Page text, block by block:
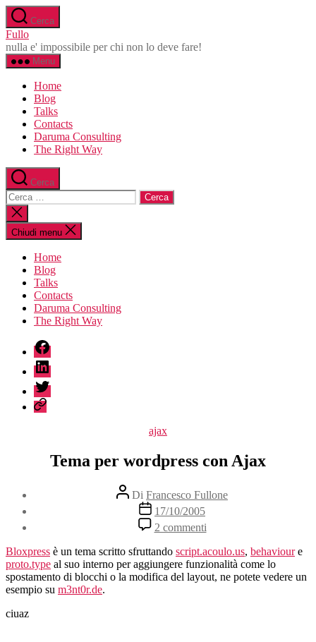
Salta
al
contenuto
Cerca
Fullo
nulla e' impossibile per chi non lo deve fare!
Menu
Home
Blog
Talks
Contacts
Daruma Consulting
The Right Way
Cerca
Cerca:
Chiudi
la
ricerca
Chiudi menu
Home
Blog
Talks
Contacts
Daruma Consulting
The Right Way
fb
linkedin
twitter
sessionize
Categorie
ajax
Tema per wordpress con Ajax
Autore
articolo
Di Francesco Fullone
Data
dell'articolo
17/10/2005
2 commentisu
Tema
per
wordpress
con
Bloxpress è un tema scritto sfruttando script.acoulo.us, behavioure
proto.type al suo interno per aggiungere funzionalità come lo
spostamento di blocchi o la modifica del layout, ne potete vedere un
esempio su m3nt0r.de.
ciuaz